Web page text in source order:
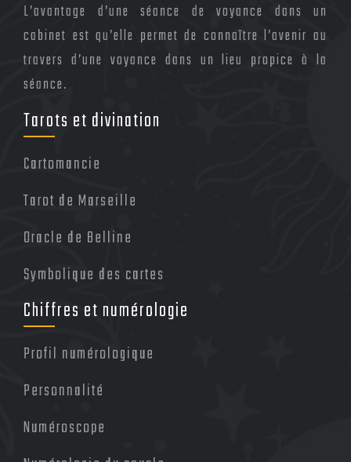
L’avantage d’une séance de voyance dans un
cabinet est qu’elle permet de connaître l’avenir au
travers d’une voyance dans un lieu propice à la
séance.
Tarots et divination
Cartomancie
Tarot de Marseille
Oracle de Belline
Symbolique des cartes
Chiffres et numérologie
Profil numérologique
Personnalité
Numéroscope